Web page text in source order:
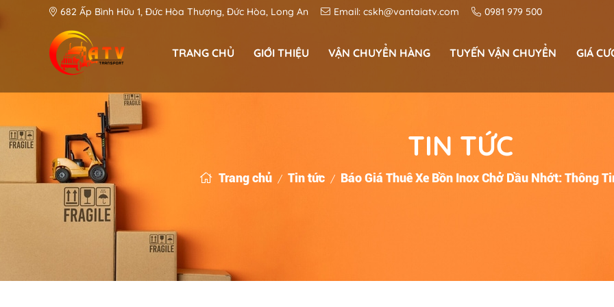
682 Ấp Bình Hữu 1, Đức Hòa Thượng, Đức Hòa, Long An Email: cskh@vantaiatv.com 0981 979 500
TRANG CHỦ GIỚI THIỆU VẬN CHUYỂN HÀNG TUYẾN VẬN CHUYỂN GIÁ
TIN TỨC
Trang chủ Tin tức Báo Giá Thuê Xe Bồn Inox Chở Dầu Nhớt: Thông